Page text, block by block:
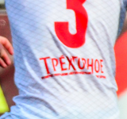
> Сезон 2014/2015
нашего сайта!
обязательно